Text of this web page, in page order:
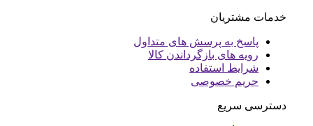
خدمات مشتریان
پاسخ به پرسش های متداول
رویه های بازگرداندن کالا
شرایط استفاده
حریم خصوصی
دسترسی سریع